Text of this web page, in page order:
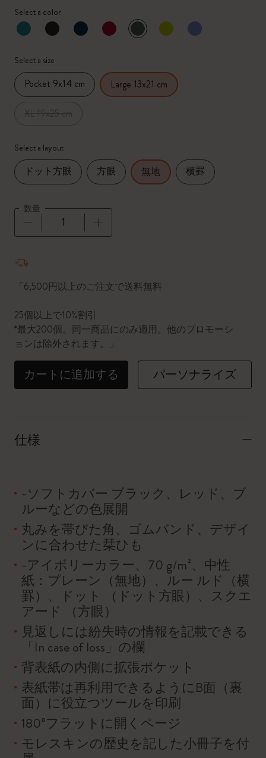
Select a color
選択済
*選択したカラー
Select a size
Pocket 9x14 cm Large 13x21 cm
Select a layout
ドット方眼 方眼 無地 横罫
数量
「6,500円以上のご注文で送料無料
25個以上で10%割引
*最大200個。同一商品にのみ適用。他のプロモーシ
ョンは除外されます。」
カートに追加する パーソナライズ
仕様
-ソフトカバー ブラック、レッド、ブ
ルーなどの色展開
丸みを帯びた角、ゴムバンド、デザイ
ンに合わせた栞ひも
-アイボリーカラー、70 g/m²、中性
紙：プレーン（無地）、ルー ルド（横
罫）、ドット （ドット方眼）、スクエ
アード （方眼）
見返しには紛失時の情報を記載できる
「In case of loss」の欄
背表紙の内側に拡張ポケット
表紙帯は再利用できるようにB面（裏
面）に役立つツールを印刷
180°フラットに開くページ
モレスキンの歴史を記した小冊子を付